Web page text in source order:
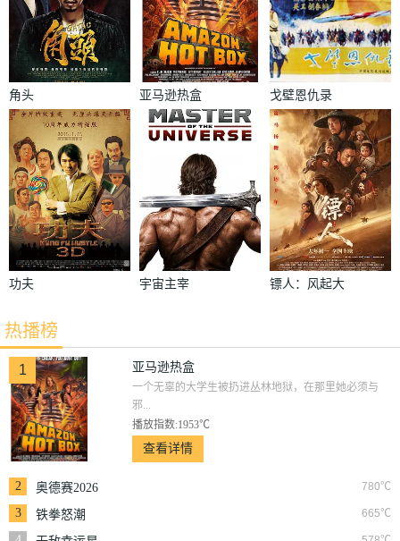
角头 亚马逊热盒 戈壁恩仇录
功夫 宇宙主宰
镖人：风起大
热播榜
1 亚马逊热盒
一个无辜的大学生被扔进丛林地狱，在那里她必须与
邪...
播放指数:1953℃
查看详情
2 780℃
奥德赛2026
3
665℃
铁拳怒潮